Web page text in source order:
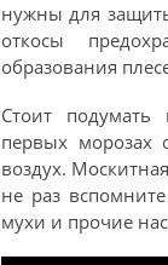
нужны для
откосы
образования
Стоит подумать
первых морозах
воздух.
не раз
мухи и прочие